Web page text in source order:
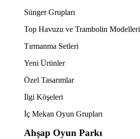
Sünger Grupları
Top Havuzu ve Trambolin Modelleri
Tırmanma Setleri
Yeni Ürünler
Özel Tasarımlar
İlgi Köşeleri
İç Mekan Oyun Grupları
Ahşap Oyun Parkı